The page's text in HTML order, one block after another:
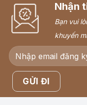
Nhận
Bạn vui
khuyến